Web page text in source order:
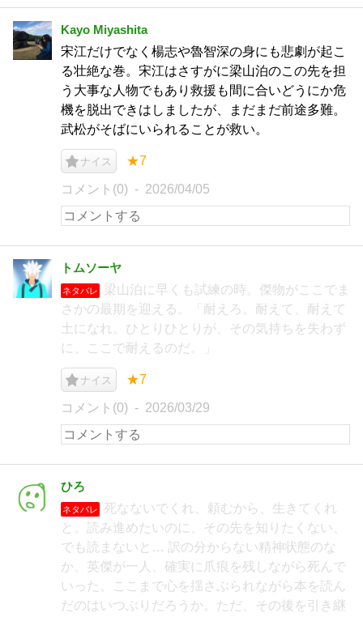
Kayo Miyashita
宋江だけでなく楊志や魯智深の身にも悲劇が起こ
る壮絶な巻。宋江はさすがに梁山泊のこの先を担
う大事な人物でもあり救援も間に合いどうにか危
機を脱出できはしましたが、まだまだ前途多難。
武松がそばにいられることが救い。
ナイス ★7
コメント(0) 2026/04/05
トムソーヤ
ネタバレ
梁山泊に早くも試練の時。傑物がここでま
さかの最期を迎える。「耐えろ。耐えて、耐えて
土になれ。ひとりひとりが、その気持ちを失わず
に、ここで耐えるのだ。」
ナイス ★7
コメント(0) 2026/03/29
ひろ
ネタバレ
死なないでくれ、頼むから、生きてくれ
と。読み進めたいのに、その先を知りたくない、
でも読まないと… 訳の分からない精神状態のな
か、英傑が一人、確実に爪痕を残しながら死んで
いった。ここまで心を揺さぶられながら本を読ん
だのはいつぶりだろうか。ただ、その後を引き継